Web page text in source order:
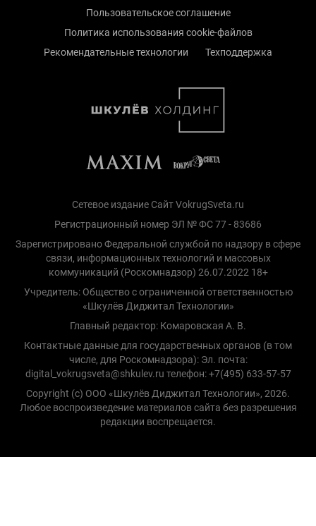
Пользовательское соглашение
Политика использования cookie-файлов
Рекомендательные технологии
Техподдержка
Сетевое издание Сайт VokrugSveta.ru
Регистрационный номер ЭЛ № ФС 77 - 83686
Зарегистрировано Федеральной службой по надзору в сфере
связи, информационных технологий и массовых
коммуникаций (Роскомнадзор) 26.07.2022 18+
Учредитель: Общество с ограниченной ответственностью
«Шкулёв Диджитал Технологии»
Главный редактор: Комаровская А. В.
Контактные данные для государственных органов (в том
числе, для Роскомнадзора): Эл. почта:
digital_vokrugsveta@shkulev.ru телефон: +7(495) 633-57-57
Copyright (с) ООО «Шкулёв Диджитал Технологии», 2026.
Любое воспроизведение материалов сайта без разрешения
редакции воспрещается.